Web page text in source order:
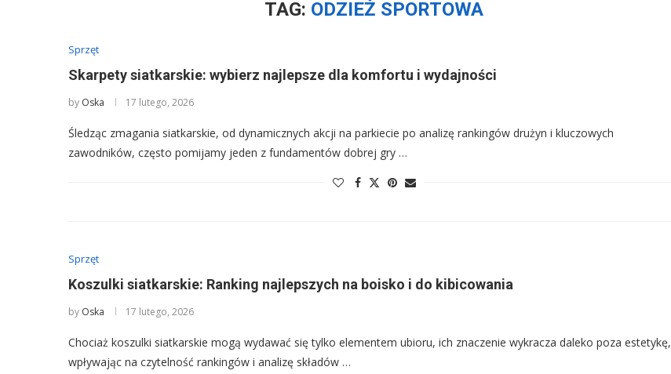
TAG: ODZIEŻ SPORTOWA
Sprzęt
Skarpety siatkarskie: wybierz najlepsze dla komfortu i wydajności
by Oska 17 lutego, 2026
Śledząc zmagania siatkarskie, od dynamicznych akcji na parkiecie po analizę rankingów drużyn i kluczowych
zawodników, często pomijamy jeden z fundamentów dobrej gry …
Sprzęt
Koszulki siatkarskie: Ranking najlepszych na boisko i do kibicowania
by Oska 17 lutego, 2026
Chociaż koszulki siatkarskie mogą wydawać się tylko elementem ubioru, ich znaczenie wykracza daleko poza estetykę,
wpływając na czytelność rankingów i analizę składów …